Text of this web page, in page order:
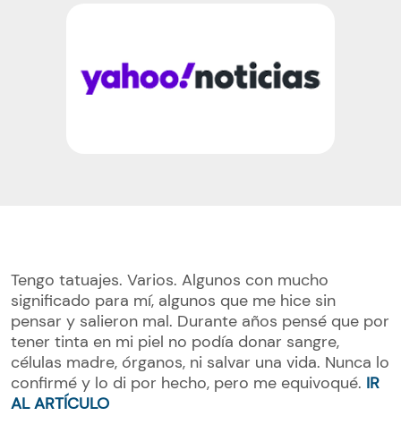
Tengo tatuajes. Varios. Algunos con mucho
significado para mí, algunos que me hice sin
pensar y salieron mal. Durante años pensé que por
tener tinta en mi piel no podía donar sangre,
células madre, órganos, ni salvar una vida. Nunca lo
confirmé y lo di por hecho, pero me equivoqué. IR
AL ARTÍCULO